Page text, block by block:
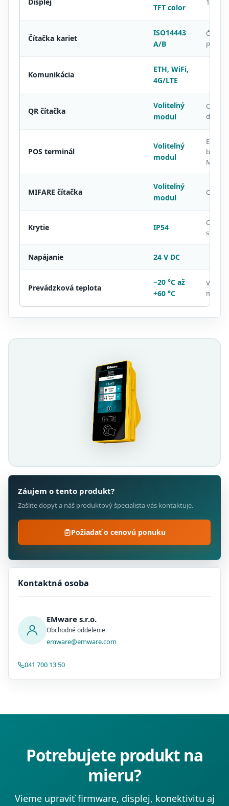
TFT color
1024 ×
Čítačka kariet
ISO14443
A/B
Čipové
Komunikácia
ETH, WiFi,
4G/LTE
QR čítačka
Voliteľný
modul
CMOS
dosah
POS terminál
Voliteľný
modul
EMV,
MIFARE čítačka
Voliteľný
modul
Classic
Krytie IP54
Napájanie 24 V DC
Prevádzková teplota
−20 °C až
+60 °C
Záujem o tento produkt?
Zašlite dopyt a náš produktový špecialista vás kontaktuje.
Požiadať o cenovú ponuku
Kontaktná osoba
EMware s.r.o.
Obchodné oddelenie
emware@emware.com
041 700 13 50
Potrebujete produkt na
mieru?
Vieme upraviť firmware, displej, konektivitu aj